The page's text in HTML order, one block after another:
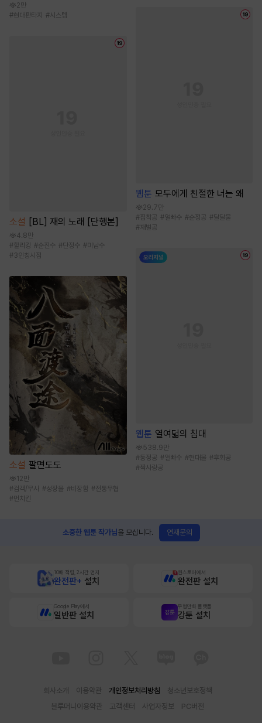
2만
#현대판타지 #시스템
소설 [BL] 재의 노래 [단행본]
4.8만
# 할리킹 #순진수 #단정수 #미남수
#3인칭시점
소설 팔면도도
12만
#검객/무사 #성장물 #비장함 #전통무협
#먼치킨
웹툰 모두에게 친절한 너는 왜
29.7만
#집착공 #얼빠수 #순정공 #달달물
#재벌공
웹툰 열여덟의 침대
538.9만
#동정공 #얼빠수 #현대물 #후회공
#짝사랑공
소중한 웹툰 작가님을 모십니다. 연재문의
10배 적립, 2시간 먼저
완전판+ 설치
원스토어에서
완전판 설치
Google Play에서
일반판 설치
무협만화 플랫폼
강툰 설치
회사소개 이용약관 개인정보처리방침
청소년보호정책
블루머니이용약관
고객센터 사업자정보 PC버전